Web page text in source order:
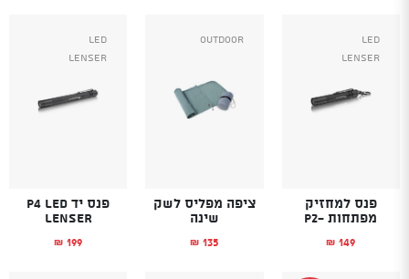
Led
Lenser
פנס למחזיק
מפתחות -P2
₪ 149
Outdoor
ציפה מפליס לשק
שינה
₪ 135
Led
Lenser
פנס יד P4 LED
LENSER
₪ 199